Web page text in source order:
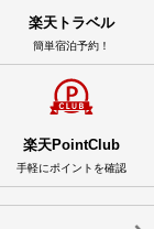
楽天トラベル
簡単宿泊予約！
楽天PointClub
手軽にポイントを確認